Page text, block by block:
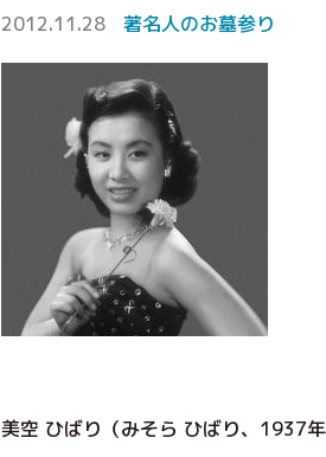
2012.11.28 著名人のお墓参り
美空 ひばり（みそら ひばり、1937